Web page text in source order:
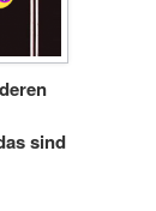
sind